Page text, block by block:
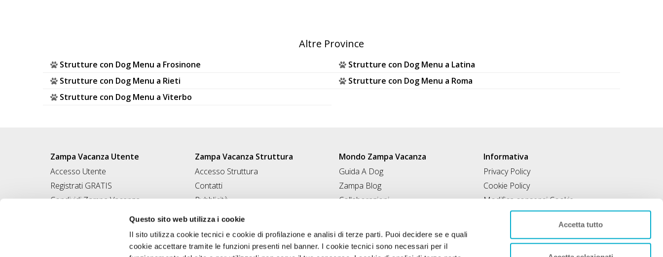
Questo sito web utilizza i cookie
Il sito utilizza cookie tecnici e cookie di profilazione e analisi di terze parti. Puoi decidere se e quali
cookie accettare tramite le funzioni presenti nel banner. I cookie tecnici sono necessari per il
Accetta tutto
Altre Province
Strutture con Dog Menu a Frosinone
Strutture con Dog Menu a Latina
Strutture con Dog Menu a Rieti
Strutture con Dog Menu a Roma
Strutture con Dog Menu a Viterbo
Zampa Vacanza Utente
Accesso Utente
Registrati GRATIS
Condividi Zampa Vacanza
Campagna Contro l'Abbandono
Zampa Vacanza Struttura
Accesso Struttura
Contatti
Pubblicità
Iscrivi Struttura
Mondo Zampa Vacanza
Guida A Dog
Zampa Blog
Collaborazioni
Informativa
Privacy Policy
Cookie Policy
Modifica consensi Cookie
Condizioni di utilizzo
Contratto di inclusione